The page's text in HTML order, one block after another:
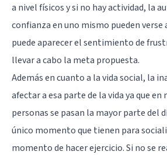
a nivel físicos y si no hay actividad, la
confianza en uno mismo pueden verse
puede aparecer el sentimiento de
llevar a cabo la meta propuesta.
Además en cuanto a la vida social, la
afectar a esa parte de la vida ya que en
personas se pasan la mayor parte del
único momento que tienen para
momento de hacer ejercicio. Si no se